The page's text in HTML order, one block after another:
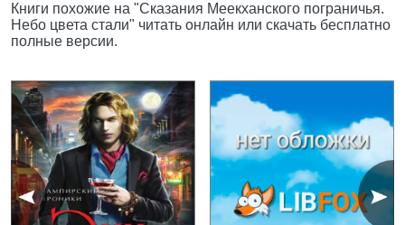
Книги похожие на "Сказания Меекханского пограничья.
Небо цвета стали" читать онлайн или скачать бесплатно
полные версии.